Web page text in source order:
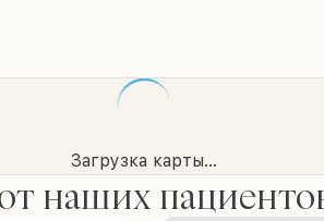
Загрузка карты...
наших